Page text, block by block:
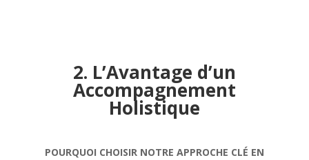
2. L’Avantage d’un
Accompagnement
Holistique
POURQUOI CHOISIR NOTRE APPROCHE CLÉ EN